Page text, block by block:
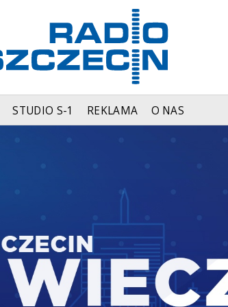
STUDIO S-1 REKLAMA O NAS